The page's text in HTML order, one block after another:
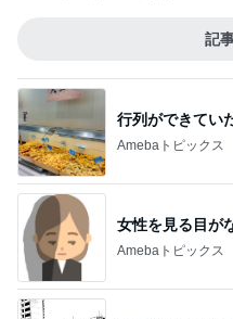
記
行列ができてい
Amebaトピックス
女性を見る目が
Amebaトピックス